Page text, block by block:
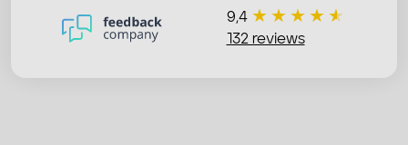
9,4
132 reviews